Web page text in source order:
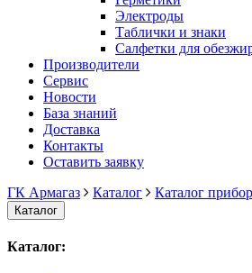
Электроды
Таблички и знаки
Салфетки для
Производители
Сервис
Новости
База знаний
Доставка
Контакты
Оставить заявку
ГК Армагаз
Каталог Каталог
Каталог
Каталог: